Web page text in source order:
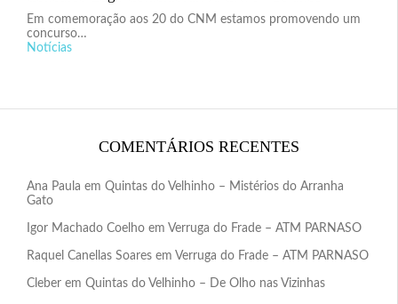
Em comemoração aos 20 do CNM estamos promovendo um
concurso…
Notícias
COMENTÁRIOS RECENTES
Ana Paula em Quintas do Velhinho – Mistérios do Arranha
Gato
Igor Machado Coelho em Verruga do Frade – ATM PARNASO
Raquel Canellas Soares em Verruga do Frade – ATM PARNASO
Cleber em Quintas do Velhinho – De Olho nas Vizinhas